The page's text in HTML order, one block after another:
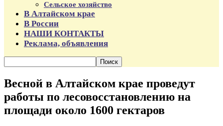
Сельское хозяйство
В Алтайском крае
В России
НАШИ КОНТАКТЫ
Реклама, объявления
Весной в Алтайском крае проведут
работы по лесовосстановлению на
площади около 1600 гектаров